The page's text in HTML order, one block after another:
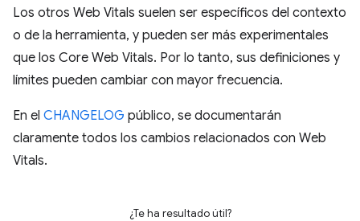
Los otros Web Vitals suelen ser específicos del contexto
o de la herramienta, y pueden ser más experimentales
que los Core Web Vitals. Por lo tanto, sus definiciones y
límites pueden cambiar con mayor frecuencia.
En el CHANGELOG público, se documentarán
claramente todos los cambios relacionados con Web
Vitals.
¿Te ha resultado útil?